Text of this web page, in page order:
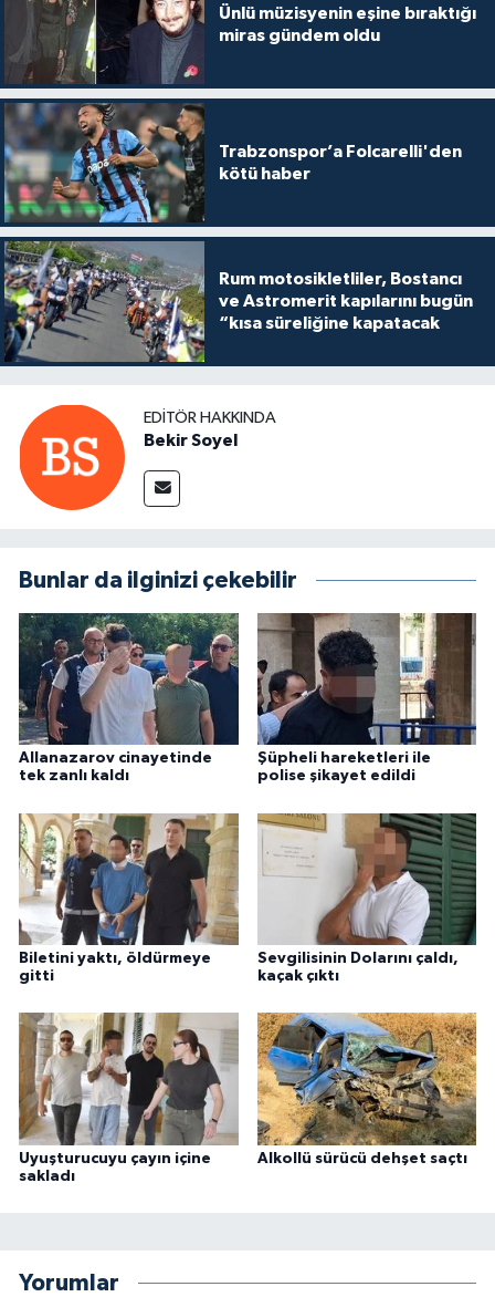
Ünlü müzisyenin eşine bıraktığı
miras gündem oldu
Trabzonspor’a Folcarelli'den
kötü haber
Rum motosikletliler, Bostancı
ve Astromerit kapılarını bugün
“kısa süreliğine kapatacak
EDITÖR HAKKINDA
Bekir Soyel
Bunlar da ilginizi çekebilir
Allanazarov cinayetinde
tek zanlı kaldı
Şüpheli hareketleri ile
polise şikayet edildi
Biletini yaktı, öldürmeye
gitti
Sevgilisinin Dolarını çaldı,
kaçak çıktı
Uyuşturucuyu çayın içine
sakladı
Alkollü sürücü dehşet saçtı
Yorumlar